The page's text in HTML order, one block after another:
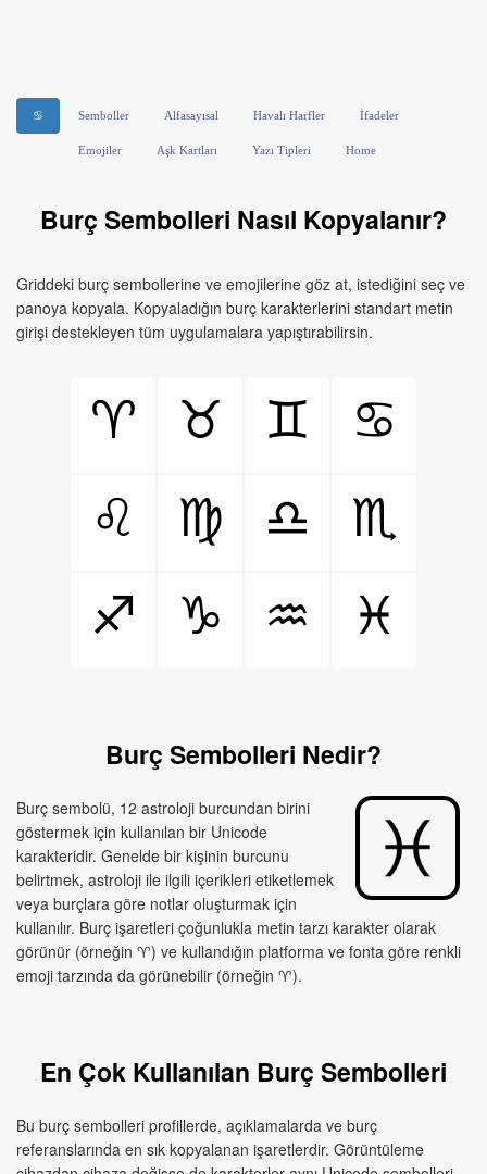
♋ Semboller Alfasayısal Havalı Harfler İfadeler
Emojiler Aşk Kartları Yazı Tipleri Home
Burç Sembolleri Nasıl Kopyalanır?
Griddeki burç sembollerine ve emojilerine göz at, istediğini seç ve
panoya kopyala. Kopyaladığın burç karakterlerini standart metin
girişi destekleyen tüm uygulamalara yapıştırabilirsin.
♈ ♉ ♊
♋
♌
♍ ♎
♏
♐
♑ ♒ ♓
Burç Sembolleri Nedir?
Burç sembolü, 12 astroloji burcundan birini
göstermek için kullanılan bir Unicode
karakteridir. Genelde bir kişinin burcunu
belirtmek, astroloji ile ilgili içerikleri etiketlemek
veya burçlara göre notlar oluşturmak için
kullanılır. Burç işaretleri çoğunlukla metin tarzı karakter olarak
görünür (örneğin ♈︎) ve kullandığın platforma ve fonta göre renkli
emoji tarzında da görünebilir (örneğin ♈).
En Çok Kullanılan Burç Sembolleri
Bu burç sembolleri profillerde, açıklamalarda ve burç
referanslarında en sık kopyalanan işaretlerdir. Görüntüleme